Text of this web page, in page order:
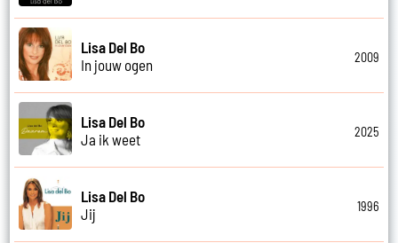
Lisa Del Bo
In jouw ogen
2009
Lisa Del Bo
Ja ik weet
2025
Lisa Del Bo
Jij
1996